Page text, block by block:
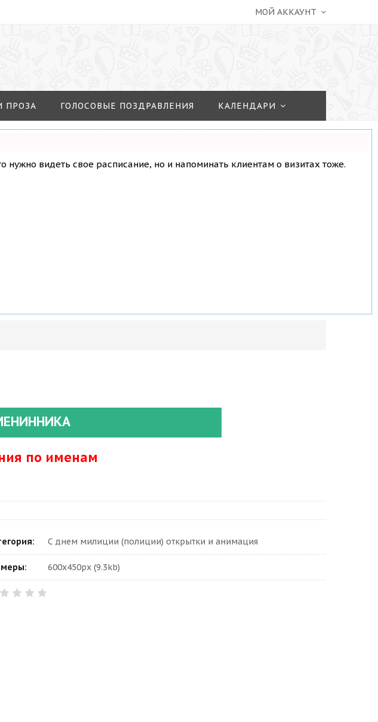
МОЙ АККАУНТ
ПРОЗА ГОЛОСОВЫЕ ПОЗДРАВЛЕНИЯ КАЛЕНДАРИ
нужно видеть свое расписание, но и напоминать клиентам о визитах тоже.
по именам
С днем милиции (полиции) открытки и анимация
600x450px (9.3kb)